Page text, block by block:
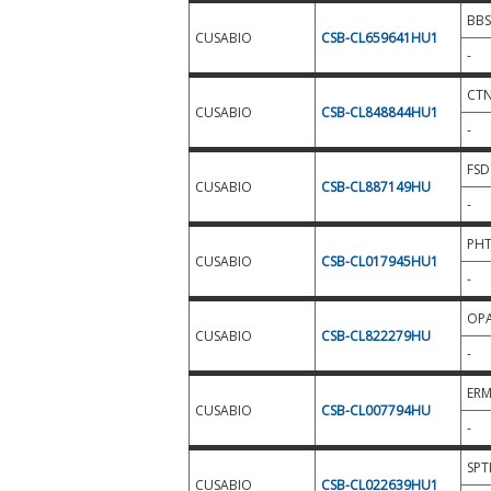
CUSABIO CSB-CL659641HU1
-
CUSABIO CSB-CL848844HU1
-
CUSABIO CSB-CL887149HU
-
CUSABIO CSB-CL017945HU1
-
CUSABIO CSB-CL822279HU
-
CUSABIO CSB-CL007794HU
-
CUSABIO CSB-CL022639HU1